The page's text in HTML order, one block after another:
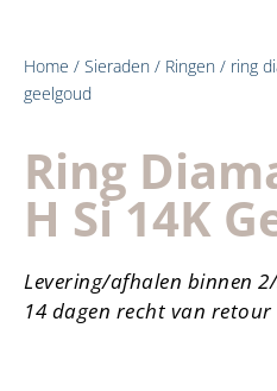
Home / Sieraden / Ringen / ring
geelgoud
Ring
H Si 14K
Levering/afhalen binnen
14 dagen recht van retour